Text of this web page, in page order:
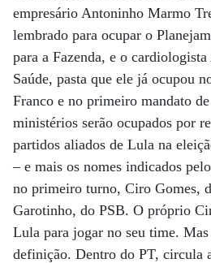
empresário Antoninho Marmo
lembrado para ocupar o
para a Fazenda, e o
Saúde, pasta que ele já ocupou
Franco e no primeiro mandato
ministérios serão ocupados por
partidos aliados de Lula na
– e mais os nomes indicados
no primeiro turno, Ciro Gomes,
Garotinho, do PSB. O próprio
Lula para jogar no seu time.
definição. Dentro do PT, circula